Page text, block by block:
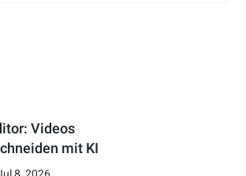
Videos
mit KI